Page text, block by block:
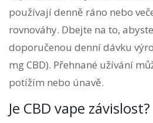
používají denně ráno nebo
rovnováhy. Dbejte na to,
doporučenou denní dávku
mg CBD). Přehnané užívání
potížím nebo únavě.
Je CBD vape závislost?